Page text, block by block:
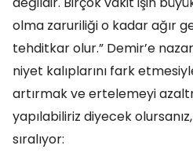
olma zaruriliği o kadar ağır
tehditkar olur.” Demir’e
niyet kalıplarını fark
artırmak ve ertelemeyi
yapılabiliriz diyecek
sıralıyor: